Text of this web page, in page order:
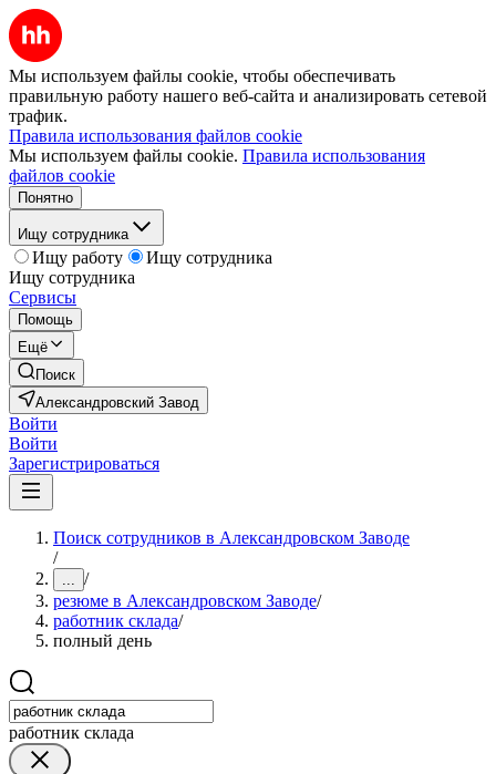
Мы используем файлы cookie, чтобы обеспечивать
правильную работу нашего веб-сайта и анализировать сетевой
трафик.
Правила использования файлов cookie
Мы используем файлы cookie. Правила использования
файлов cookie
Понятно
Ищу сотрудника
Ищу работу
Ищу сотрудника
Ищу сотрудника
Сервисы
Помощь
Ещё
Поиск
Александровский Завод
Войти
Войти
Зарегистрироваться
Поиск сотрудников в Александровском Заводе
/
... /
резюме в Александровском Заводе/
работник склада/
полный день
работник склада